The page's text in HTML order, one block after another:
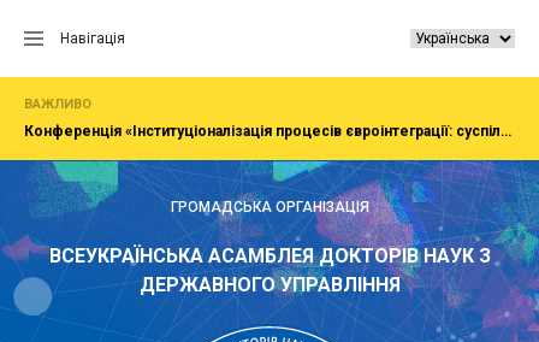
Навігація
ВАЖЛИВО
Конференція «Інституціоналізація процесів євроінтеграції: суспільство, економіка, адміністрування»
ГРОМАДСЬКА ОРГАНІЗАЦІЯ
ВСЕУКРАЇНСЬКА АСАМБЛЕЯ ДОКТОРІВ НАУК З
ДЕРЖАВНОГО УПРАВЛІННЯ